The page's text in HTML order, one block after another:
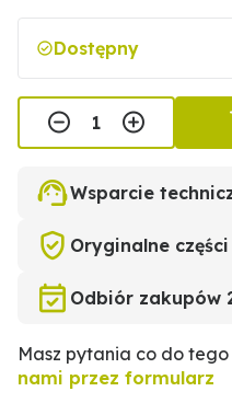
Dostępny
Wsparcie
Oryginalne części
Odbiór zakupów
Masz pytania co do
nami przez formularz